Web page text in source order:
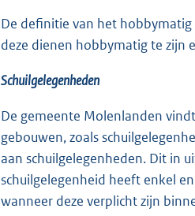
De definitie van het
deze dienen hobbymatig te zijn
Schuilgelegenheden
De gemeente Molenlanden
gebouwen, zoals
aan schuilgelegenheden. Dit in
schuilgelegenheid heeft enkel
wanneer deze verplicht zijn